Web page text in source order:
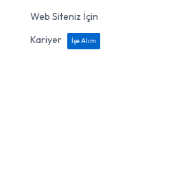
Web Siteniz İçin
Kariyer
İşe Alım